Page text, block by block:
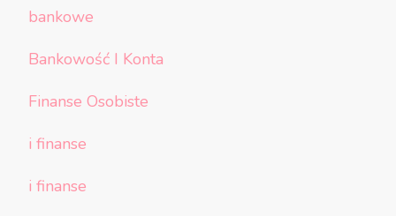
bankowe
Bankowość I Konta
Finanse Osobiste
i finanse
i finanse